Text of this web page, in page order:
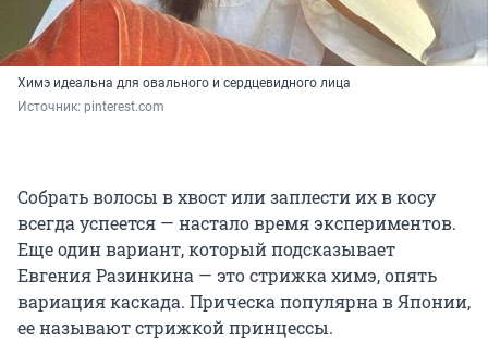
Химэ идеальна для овального и сердцевидного лица
Источник: pinterest.com
Собрать волосы в хвост или заплести их в косу
всегда успеется — настало время экспериментов.
Еще один вариант, который подсказывает
Евгения Разинкина — это стрижка химэ, опять
вариация каскада. Прическа популярна в Японии,
ее называют стрижкой принцессы.